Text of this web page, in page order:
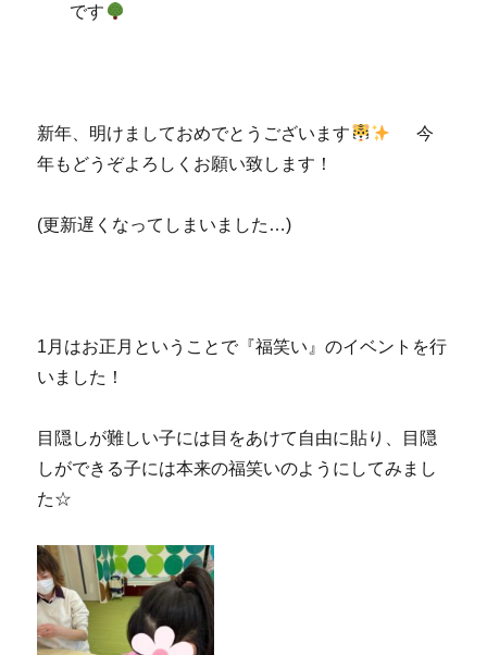
です
新年、明けましておめでとうございます
今
年もどうぞよろしくお願い致します！
(更新遅くなってしまいました…)
1月はお正月ということで『福笑い』のイベントを行
いました！
目隠しが難しい子には目をあけて自由に貼り、目隠
しができる子には本来の福笑いのようにしてみまし
た☆